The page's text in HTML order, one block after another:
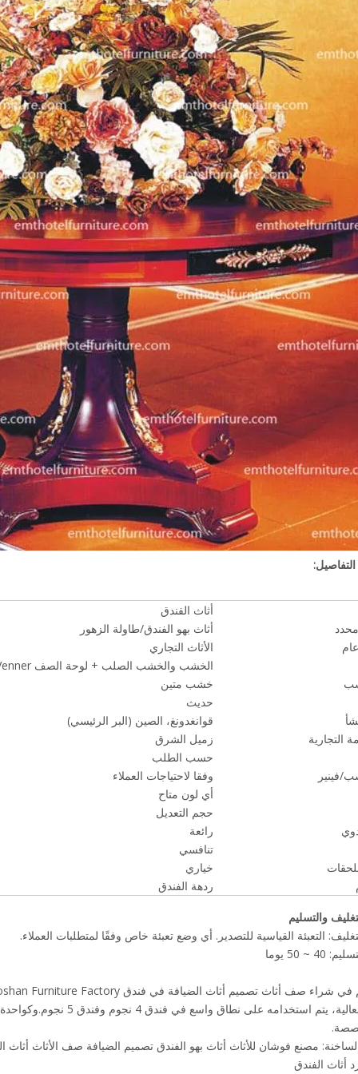
أثاث الفندق
أثاث بهو الفندق/طاولة الزهور
الأثاث التجاري
الخشب والخشب الصلب + لوحة الصف E1 + Venner
خشب متين
حديث
قوانغدونغ، الصين (البر الرئيسي)
التجارية
زميل الشرق
حسب الطلب
فينير
وفقا لاحتياجات العملاء
أي لون متاح
حجم التعديل
رائعة
تنافسي
خياري
ردهة الفندق
والتسليم
التعبئة القياسية للتصدير. أي وضع تعبئة خاص وفقًا لمتطلبات العملاء.
~ 50 يوما
والجودة العالية، يتم
مصنع فوشان للأثاث أثاث بهو الفندق تصميم الضيافة صف الأثاث أثاث
أثاث الفندق